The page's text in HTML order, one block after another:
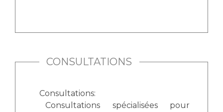
CONSULTATIONS
Consultations:
Consultations spécialisées pour